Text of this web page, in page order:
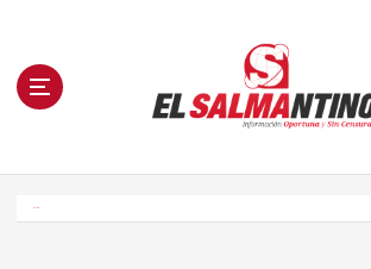
n El Salmantino - medios/